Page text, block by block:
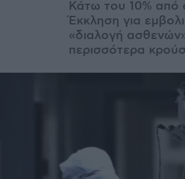
Κάτω του 10% από
Έκκληση για
«διαλογή
περισσότερα